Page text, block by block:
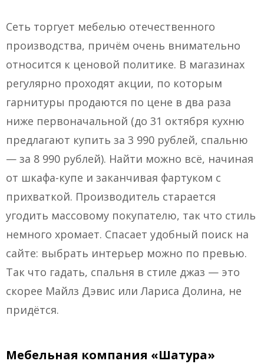
Сеть торгует мебелью отечественного
производства, причём очень внимательно
относится к ценовой политике. В магазинах
регулярно проходят акции, по которым
гарнитуры продаются по цене в два раза
ниже первоначальной (до 31 октября кухню
предлагают купить за 3 990 рублей, спальню
— за 8 990 рублей). Найти можно всё, начиная
от шкафа-купе и заканчивая фартуком с
прихваткой. Производитель старается
угодить массовому покупателю, так что стиль
немного хромает. Спасает удобный поиск на
сайте: выбрать интерьер можно по превью.
Так что гадать, спальня в стиле джаз — это
скорее Майлз Дэвис или Лариса Долина, не
придётся.
Мебельная компания «Шатура»